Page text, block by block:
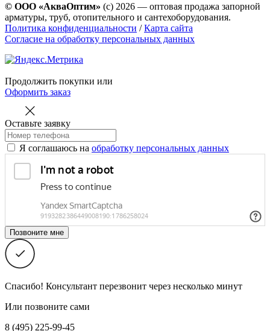
© ООО «АкваОптим» (с) 2026 — оптовая продажа запорной
арматуры, труб, отопительного и сантехоборудования.
Политика конфиденциальности /Карта сайта
Согласие на обработку персональных данных
Продолжить покупки или
Оформить заказ
Оставьте заявку
Я соглашаюсь на обработку персональных данных
Спасибо! Консультант перезвонит через несколько минут
Или позвоните сами
8 (495) 225-99-45